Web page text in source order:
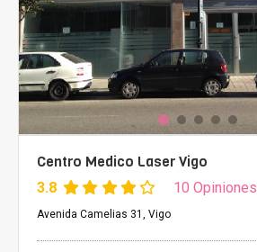
Centro Medico Laser Vigo
3.8 10 Opiniones
Avenida Camelias 31, Vigo